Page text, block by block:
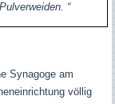
“
Synagoge am
völlig